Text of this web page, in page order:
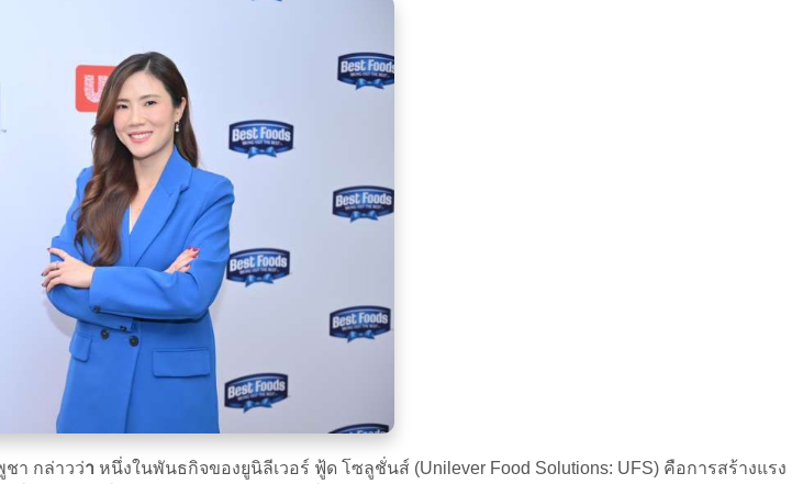
ชา กล่าวว่า หนึ่งในพันธกิจของยูนิลีเวอร์ ฟู้ด โซลูชั่นส์ (Unilever Food Solutions: UFS) คือการสร้างแรง